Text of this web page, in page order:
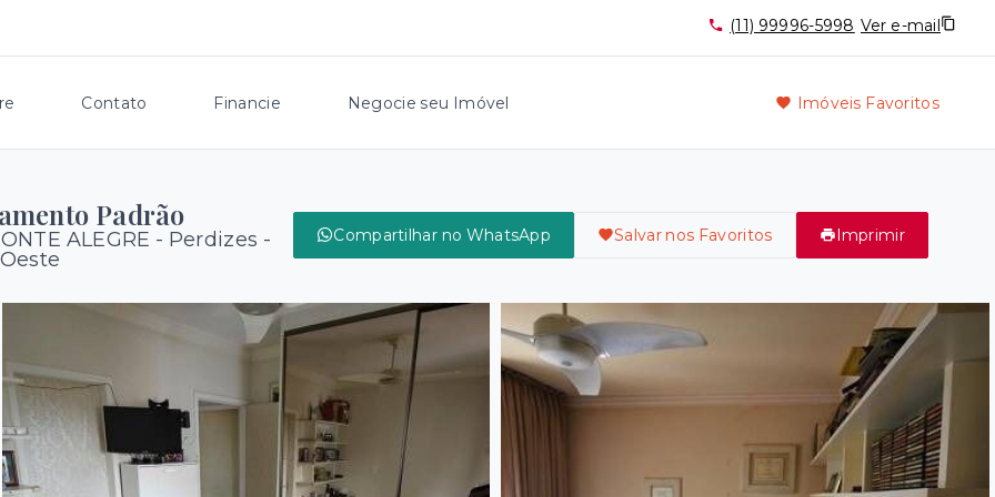
(11) 99996-5998 Ver e-mail
Contato Financie Negocie seu Imóvel Imóveis Favoritos
Padrão
ALEGRE - Perdizes -
Compartilhar no WhatsApp Salvar nos Favoritos Imprimir